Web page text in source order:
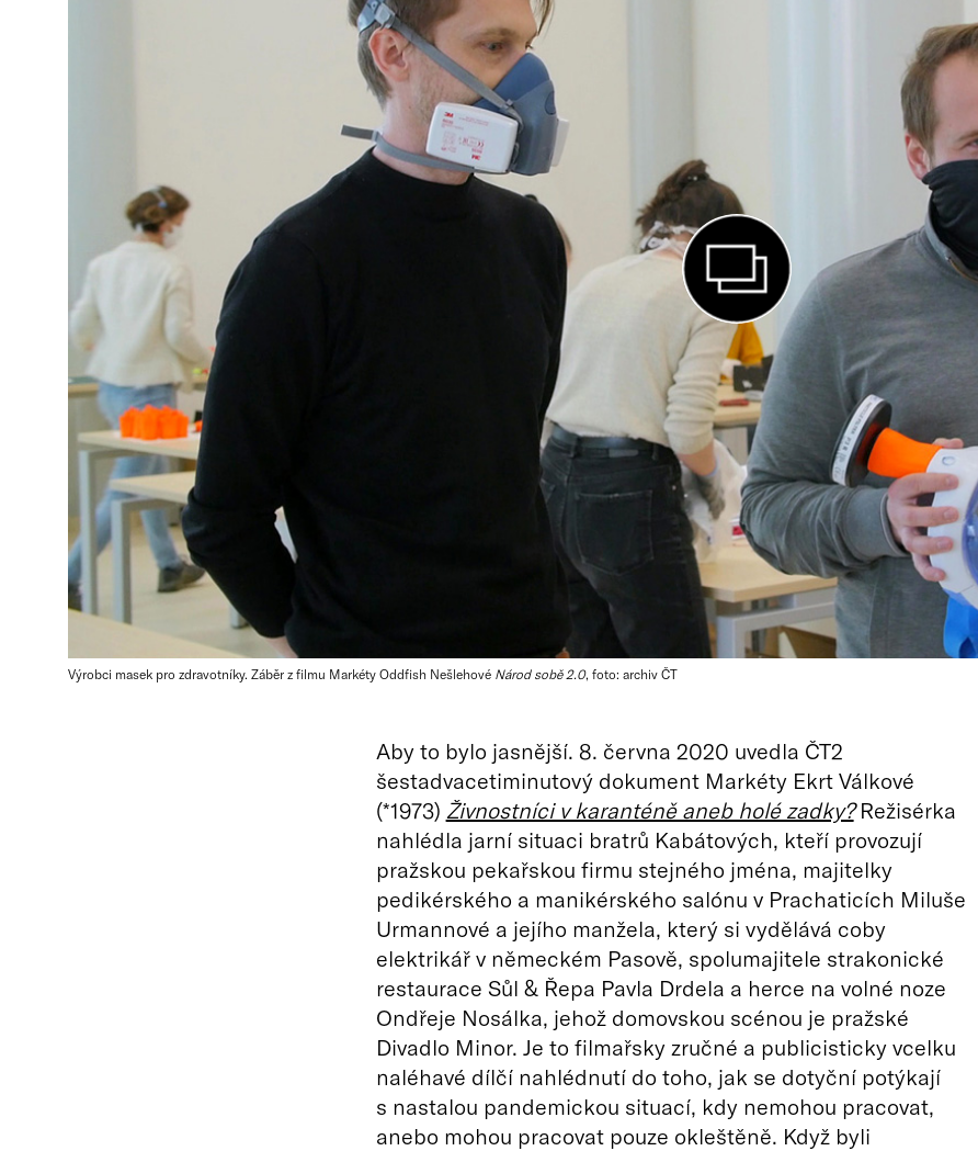
Výrobci masek pro zdravotníky. Záběr z filmu Markéty Oddfish Nešlehové Národ sobě 2.0, foto: archiv ČT
Aby to bylo jasnější. 8. června 2020 uvedla ČT2
šestadvacetiminutový dokument Markéty Ekrt Válkové
(*1973) Živnostníci v karanténě aneb holé zadky?Režisérka
nahlédla jarní situaci bratrů Kabátových, kteří provozují
pražskou pekařskou firmu stejného jména, majitelky
pedikérského a manikérského salónu v Prachaticích Miluše
Urmannové a jejího manžela, který si vydělává coby
elektrikář v německém Pasově, spolumajitele strakonické
restaurace Sůl & Řepa Pavla Drdela a herce na volné noze
Ondřeje Nosálka, jehož domovskou scénou je pražské
Divadlo Minor. Je to filmařsky zručné a publicisticky vcelku
naléhavé dílčí nahlédnutí do toho, jak se dotyční potýkají
s nastalou pandemickou situací, kdy nemohou pracovat,
anebo mohou pracovat pouze okleštěně. Když byli